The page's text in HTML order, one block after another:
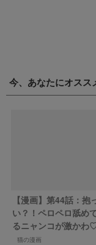
今、あなたにオスス
【漫画】第44話：抱
い？！ペロペロ舐め
るニャンコが激かわ
くん】
猫の漫画